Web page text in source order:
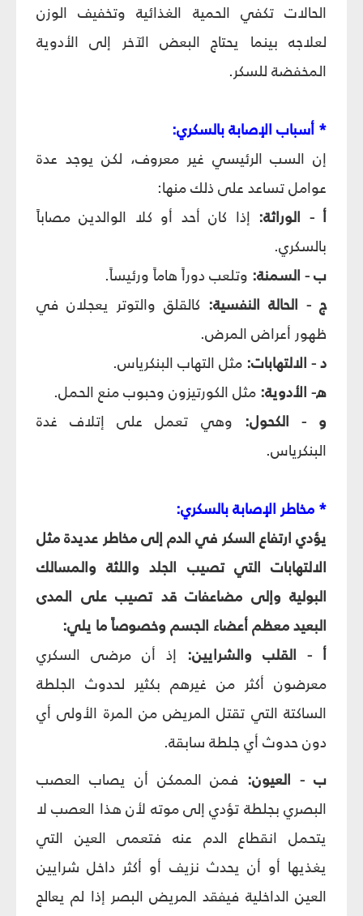
الحالات تكفي الحمية الغذائية وتخفيف الوزن
لعلاجه بينما يحتاج البعض الآخر إلى الأدوية
المخفضة للسكر.
* أسباب الإصابة بالسكري:
إن السب الرئيسي غير معروف، لكن يوجد عدة
عوامل تساعد على ذلك منها:
أ - الوراثة: إذا كان أحد أو كلا الوالدين مصاباً
بالسكري.
ب - السمنة: وتلعب دوراً هاماً ورئيساً.
ج - الحالة النفسية: كالقلق والتوتر يعجلان في
ظهور أعراض المرض.
د - الالتهابات: مثل التهاب البنكرياس.
ه- الأدوية: مثل الكورتيزون وحبوب منع الحمل.
و - الكحول: وهي تعمل على إتلاف غدة
البنكرياس.
* مخاطر الإصابة بالسكري:
يؤدي ارتفاع السكر في الدم إلى مخاطر عديدة مثل
الالتهابات التي تصيب الجلد واللثة والمسالك
البولية وإلى مضاعفات قد تصيب على المدى
البعيد معظم أعضاء الجسم وخصوصاً ما يلي:
أ - القلب والشرايين: إذ أن مرضى السكري
معرضون أكثر من غيرهم بكثير لحدوث الجلطة
الساكتة التي تقتل المريض من المرة الأولى أي
دون حدوث أي جلطة سابقة.
ب - العيون: فمن الممكن أن يصاب العصب
البصري بجلطة تؤدي إلى موته لأن هذا العصب لا
يتحمل انقطاع الدم عنه فتعمى العين التي
يغذيها أو أن يحدث نزيف أو أكثر داخل شرايين
العين الداخلية فيفقد المريض البصر إذا لم يعالج